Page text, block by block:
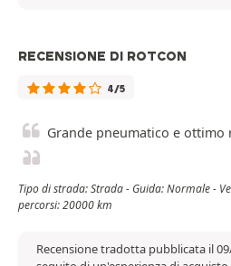
RECENSIONE DI ROTCON
4/5
Grande pneumatico e
Tipo di strada: Strada - Guida: Normale -
percorsi: 20000 km
Recensione tradotta pubblicata il